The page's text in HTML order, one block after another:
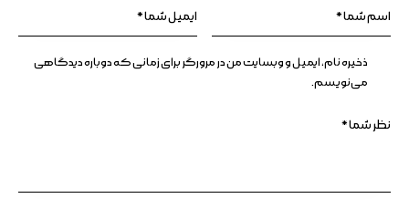
ذخیره نام، ایمیل و وبسایت من در مرورگر برای زمانی که دوباره دیدگاهی
می‌نویسم.